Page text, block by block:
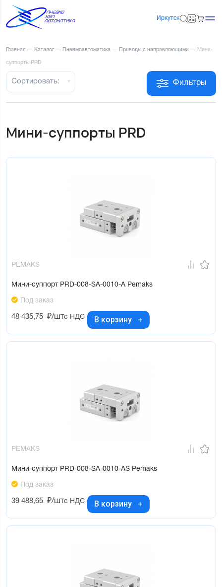
Иркутск
Главная — Каталог — Пневмоавтоматика — Приводы с направляющими — Мини-
суппорты PRD
Фильтры
Сортировать:
Мини-суппорты PRD
PEMAKS
Мини-суппорт PRD-008-SA-0010-A Pemaks
Под заказ
48 435,75 ₽/штс НДС В корзину
PEMAKS
Мини-суппорт PRD-008-SA-0010-AS Pemaks
Под заказ
39 488,65 ₽/штс НДС В корзину